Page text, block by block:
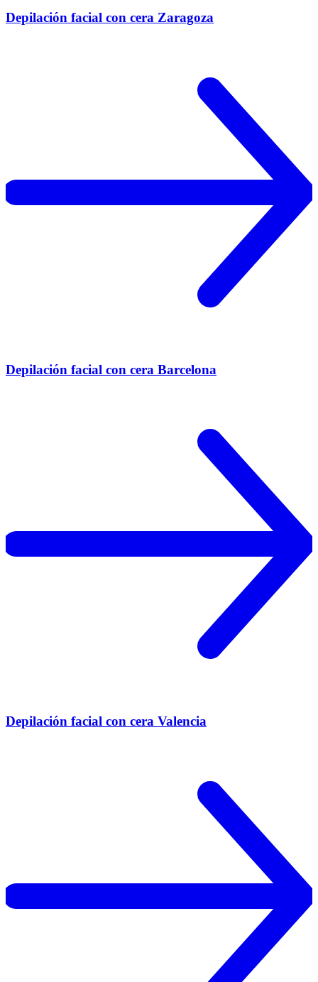
Depilación facial con cera Zaragoza
Depilación facial con cera Barcelona
Depilación facial con cera Valencia